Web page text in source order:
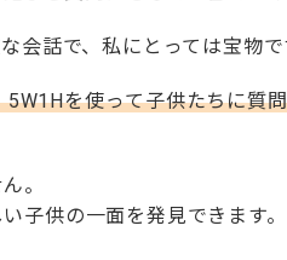
会話で、私にとっては宝物で
を使って子供たちに質
。
子供の一面を発見できます。